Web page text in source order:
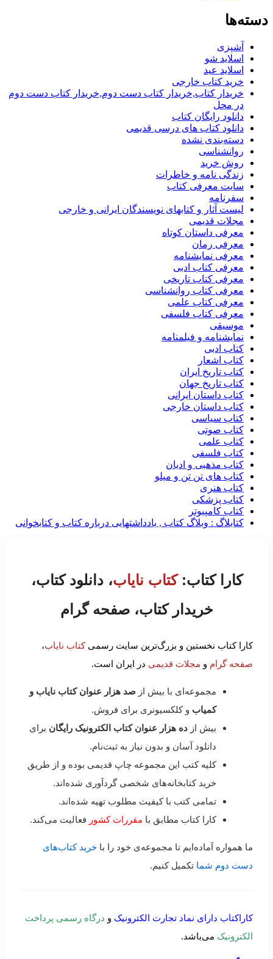
دسته‌ها
آشپزی
اسلاید شو
اسلاید عید
خرید کتاب خارجی
خریدار کتاب,خریدار کتاب دست دوم,خریدار کتاب دست دوم
در محل
دانلود رایگان کتاب
دانلود کتاب های درسی قدیمی
دسته‌بندی نشده
روانشناسی
روش خرید
زندگی نامه و خاطرات
سایت معرفی کتاب
سفرنامه
لیست آثار و کتابهای نویسندگان ایرانی و خارجی
مجلات قدیمی
معرفی داستان کوتاه
معرفی رمان
معرفی نمایشنامه
معرفی کتاب ادبی
معرفی کتاب تاریخی
معرفی کتاب روانشناسی
معرفی کتاب علمی
معرفی کتاب فلسفی
موسیقی
نمایشنامه و فیلمنامه
کتاب ادبی
کتاب اشعار
کتاب تاریخ ایران
کتاب تاریخ جهان
کتاب داستان ایرانی
کتاب داستان خارجی
کتاب سیاسی
کتاب صوتی
کتاب علمی
کتاب فلسفی
کتاب مذهبی و ادیان
کتاب های تن تن و میلو
کتاب هنری
کتاب پزشکی
کتاب کامپیوتر
کتابلاگ : وبلاگ کتاب , یادداشتهایی درباره کتاب و کتابخوانی
کارا کتاب:کتاب نایاب، دانلود کتاب،
خریدار کتاب، صفحه گرام
کارا کتاب نخستین و بزرگ‌ترین سایت رسمیکتاب نایاب،
صفحه گرام و مجلات قدیمی در ایران است.
مجموعه‌ای با بیش از صد هزار عنوان کتاب نایاب و
کمیاب و کلکسیونری برای فروش.
بیش از ده هزار عنوان کتاب الکترونیک رایگان برای
دانلود آسان و بدون نیاز به ثبت‌نام.
کلیه کتب این مجموعه چاپ قدیمی بوده و از طریق
خرید کتابخانه‌های شخصی گردآوری شده‌اند.
تمامی کتب با کیفیت مطلوب تهیه شده‌اند.
کارا کتاب مطابق با مقررات کشور فعالیت می‌کند.
ما همواره آماده‌ایم تا مجموعه‌ی خود را با خرید کتاب‌های
دست دوم شما تکمیل کنیم.
کاراکتاب دارای نماد تجارت الکترونیک و درگاه رسمی پرداخت
الکترونیک می‌باشد.